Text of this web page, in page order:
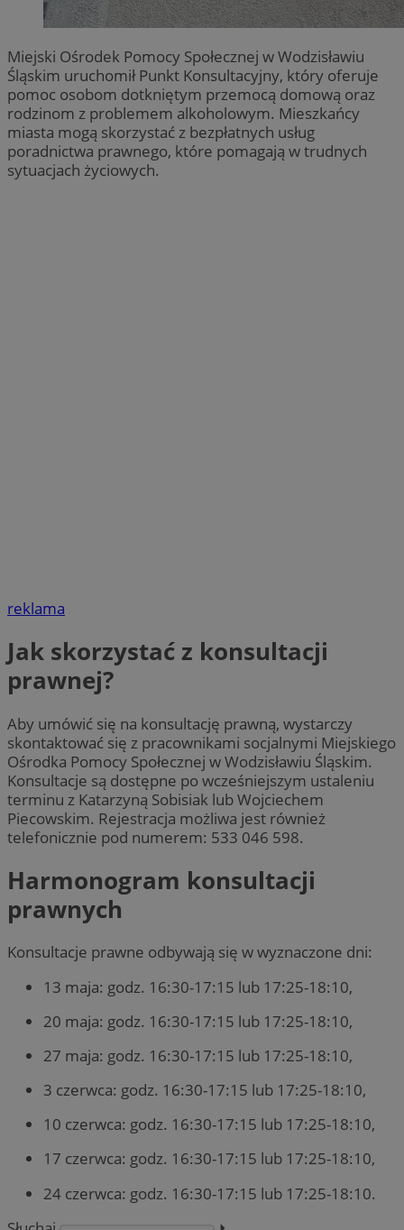
Miejski Ośrodek Pomocy Społecznej w Wodzisławiu
Śląskim uruchomił Punkt Konsultacyjny, który oferuje
pomoc osobom dotkniętym przemocą domową oraz
rodzinom z problemem alkoholowym. Mieszkańcy
miasta mogą skorzystać z bezpłatnych usług
poradnictwa prawnego, które pomagają w trudnych
sytuacjach życiowych.
reklama
Jak skorzystać z konsultacji
prawnej?
Aby umówić się na konsultację prawną, wystarczy
skontaktować się z pracownikami socjalnymi Miejskiego
Ośrodka Pomocy Społecznej w Wodzisławiu Śląskim.
Konsultacje są dostępne po wcześniejszym ustaleniu
terminu z Katarzyną Sobisiak lub Wojciechem
Piecowskim. Rejestracja możliwa jest również
telefonicznie pod numerem: 533 046 598.
Harmonogram konsultacji
prawnych
Konsultacje prawne odbywają się w wyznaczone dni:
13 maja: godz. 16:30-17:15 lub 17:25-18:10,
20 maja: godz. 16:30-17:15 lub 17:25-18:10,
27 maja: godz. 16:30-17:15 lub 17:25-18:10,
3 czerwca: godz. 16:30-17:15 lub 17:25-18:10,
10 czerwca: godz. 16:30-17:15 lub 17:25-18:10,
17 czerwca: godz. 16:30-17:15 lub 17:25-18:10,
24 czerwca: godz. 16:30-17:15 lub 17:25-18:10.